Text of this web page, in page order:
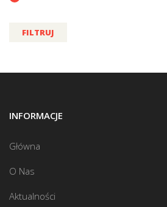
FILTRUJ
INFORMACJE
Główna
O Nas
Aktualności